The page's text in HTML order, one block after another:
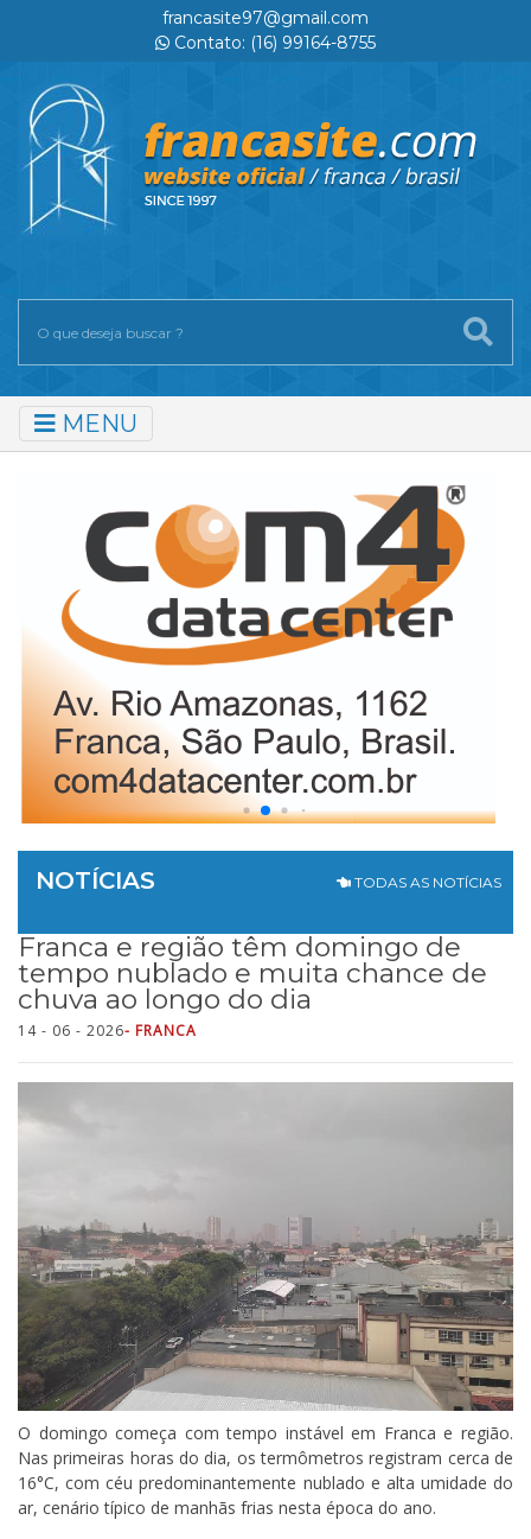
francasite97@gmail.com
Contato: (16) 99164-8755
MENU
NOTÍCIAS TODAS AS NOTÍCIAS
Franca e região têm domingo de
tempo nublado e muita chance de
chuva ao longo do dia
14 - 06 - 2026- FRANCA
O domingo começa com tempo instável em Franca e região.
Nas primeiras horas do dia, os termômetros registram cerca de
16°C, com céu predominantemente nublado e alta umidade do
ar, cenário típico de manhãs frias nesta época do ano.